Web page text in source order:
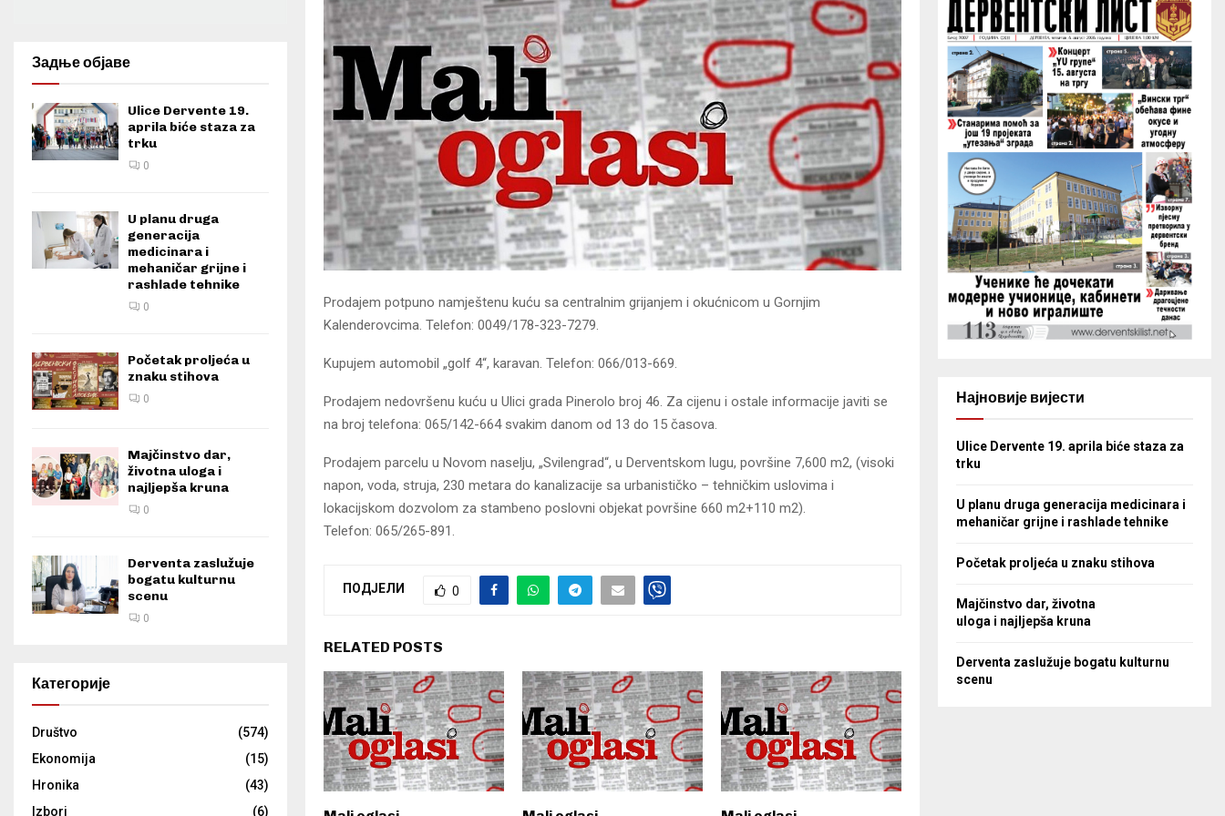
Prodajem potpuno namještenu kuću sa centralnim grijanjem i okućnicom u Gornjim
Kalenderovcima. Telefon: 0049/178-323-7279.
Kupujem automobil „golf 4“, karavan. Telefon: 066/013-669.
Prodajem nedovršenu kuću u Ulici grada Pinerolo broj 46. Za cijenu i ostale informacije javiti se
na broj telefona: 065/142-664 svakim danom od 13 do 15 časova.
Prodajem parcelu u Novom naselju, „Svilengrad“, u Derventskom lugu, površine 7,600 m2, (visoki
napon, voda, struja, 230 metara do kanalizacije sa urbanističko – tehničkim uslovima i
lokacijskom dozvolom za stambeno poslovni objekat površine 660 m2+110 m2).
Telefon: 065/265-891.
ПОДЈЕЛИ 0
RELATED POSTS
Задње објаве
Ulice Dervente 19.
aprila biće staza za
trku
0
U planu druga
generacija
medicinara i
mehaničar grijne i
rashlade tehnike
0
Početak proljeća u
znaku stihova
0
Majčinstvo dar,
životna uloga i
najljepša kruna
0
Derventa zaslužuje
bogatu kulturnu
scenu
0
Категорије
Društvo
(574)
Ekonomija
(15)
Hronika
(43)
Izbori
(6)
H
Најновије вијести
Ulice Dervente 19. aprila biće staza za
trku
U planu druga generacija medicinara i
mehaničar grijne i rashlade tehnike
Početak proljeća u znaku stihova
Majčinstvo dar, životna
uloga i najljepša kruna
Derventa zaslužuje bogatu kulturnu
scenu